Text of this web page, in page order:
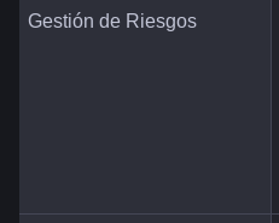
Gestión de Riesgos